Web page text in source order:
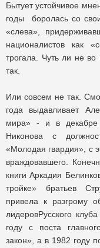
Бытует устойчивое
годы боролась со
«слева»,
националистов как
трогала. Чуть ли не
так.
Или совсем не так.
года выдавливает
мира» - и в декабре
Никонова с
«Молодая гвардия», с
враждовавшего.
книги Аркадия
тройке» братьев
привела к разгрому
лидеровРусского
году с поста
закон», а в 1982 году